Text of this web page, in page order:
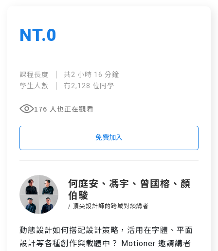
NT.0
課程長度
共2 小時 16 分鐘
學生人數
有2,128 位同學
176 人也正在觀看
免費加入
何庭安、馮宇、曾國榕、顏
伯駿
/ 頂尖設計師的跨域對談講者
動態設計如何搭配設計策略，活用在字體、平面
設計等各種創作與載體中？ Motioner 邀請講者